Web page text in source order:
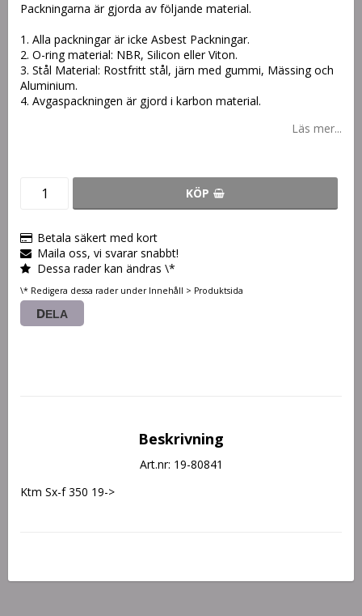
Packningarna är gjorda av följande material.
1. Alla packningar är icke Asbest Packningar.
2. O-ring material: NBR, Silicon eller Viton.
3. Stål Material: Rostfritt stål, järn med gummi, Mässing och
Aluminium.
4. Avgaspackningen är gjord i karbon material.
Läs mer...
KÖP
Betala säkert med kort
Maila oss, vi svarar snabbt!
Dessa rader kan ändras \*
\* Redigera dessa rader under Innehåll > Produktsida
DELA
Beskrivning
Art.nr: 19-80841
Ktm Sx-f 350 19->